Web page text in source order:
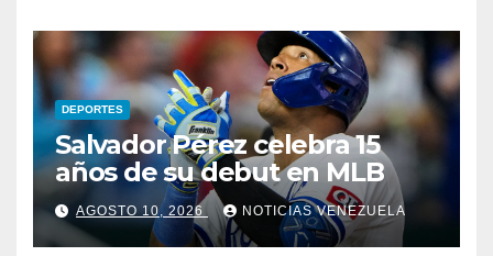
DEPORTES
Salvador Pérez celebra 15
años de su debut en MLB
AGOSTO 10, 2026 NOTICIAS VENEZUELA